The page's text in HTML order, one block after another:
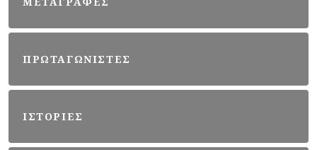
ΠΡΩΤΑΓΩΝΙΣΤΕΣ
ΙΣΤΟΡΙΕΣ